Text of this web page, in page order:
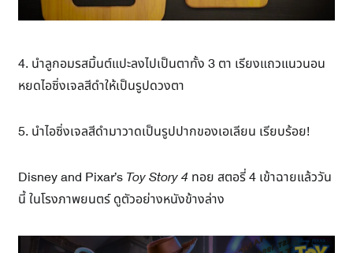
4. นำลูกอมรสมิ้นต์แปะลงไปเป็นตาทั้ง 3 ตา เรียงแถวแนวนอน
หยดไอซิ่งเจลสีดำให้เป็นรูปดวงตา
5. นำไอซิ่งเจลสีดำมาวาดเป็นรูปปากของเอเลียน เรียบร้อย!
Disney and Pixar’s Toy Story 4 ทอย สตอรี่ 4 เข้าฉายแล้ววัน
นี้ ในโรงภาพยนตร์ ดูตัวอย่างหนังข้างล่าง